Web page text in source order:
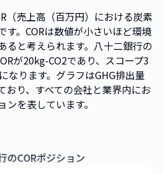
（売上高（百万円）における炭素
す。CORは数値が小さいほど環境
ると考えられます。八十二銀行の
が20kg-CO2であり、スコープ3
なります。グラフはGHG排出量
おり、すべての会社と業界内にお
を表しています。
のCORポジション